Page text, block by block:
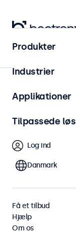
Hjem
EN 50155
Skærme udviklet i
50155 og EN
vifte af
vibrationer, fugt
konstrueret til
Filter (
Produkter
Industrier
Applikationer
Tilpassede
Log ind
Danmark
Få et tilbud
Hjælp
Om os